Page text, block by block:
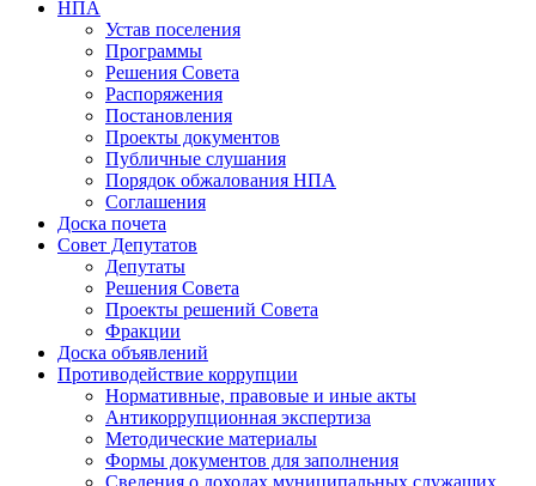
НПА
Устав поселения
Программы
Решения Совета
Распоряжения
Постановления
Проекты документов
Публичные слушания
Порядок обжалования НПА
Соглашения
Доска почета
Совет Депутатов
Депутаты
Решения Совета
Проекты решений Совета
Фракции
Доска объявлений
Противодействие коррупции
Нормативные, правовые и иные акты
Антикоррупционная экспертиза
Методические материалы
Формы документов для заполнения
Сведения о доходах муниципальных служащих